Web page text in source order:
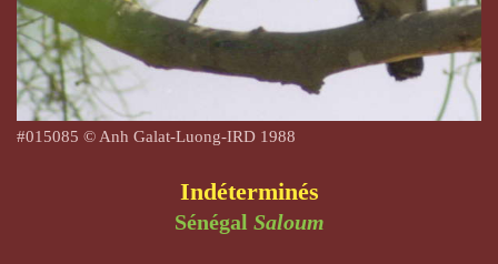
#015085 © Anh Galat-Luong-IRD 1988
Indéterminés
Sénégal Saloum